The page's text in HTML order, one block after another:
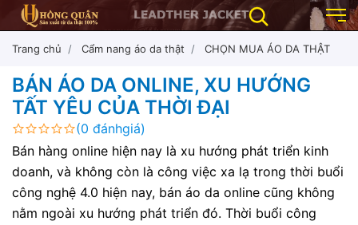
Trang chủ Cẩm nang áo da thật CHỌN MUA ÁO DA THẬT
BÁN ÁO DA ONLINE, XU HƯỚNG
TẤT YÊU CỦA THỜI ĐẠI
(0 đánhgiá)
Bán hàng online hiện nay là xu hướng phát triển kinh
doanh, và không còn là công việc xa lạ trong thời buổi
công nghệ 4.0 hiện nay, bán áo da online cũng không
nằm ngoài xu hướng phát triển đó. Thời buổi công